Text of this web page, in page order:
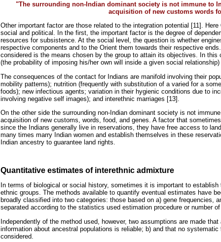
"The surrounding non-Indian dominant society is not immune to
acquisition of new customs words
Other important factor are those related to the integration potential [11].
social and political. In the first, the important factor is the degree of
resources for subsistence. At the social level, the question is whether
respective components and to the Orient them towards their respective
considered is the means chosen by the group to attain its objectives. In this
(the probability of imposing his/her own will inside a given social
The consequences of the contact for Indians are manifold involving their
mobility patterns); nutrition (frequently with substitution of a varied for a
foods); new infectious agents; variation in their hygienic conditions due to
involving negative self images); and interethnic marriages [13].
On the other side the surrounding non-Indian dominant society is not
acquisition of new customs, words, food, and genes. A factor that
since the Indians generally live in reservations, they have free access to
many times marry Indian women and establish themselves in these
Indian ancestry to guarantee land rights.
Quantitative estimates of interethnic admixture
In terms of biological or social history, sometimes it is important to
ethnic groups. The methods available to quantify eventual estimates have
broadly classified into two categories: those based on a) gene frequencies,
separated according to the statistics used estimation procedure or number
Independently of the method used, however, two assumptions are made
information about ancestral populations is reliable; b) and that no
considered.